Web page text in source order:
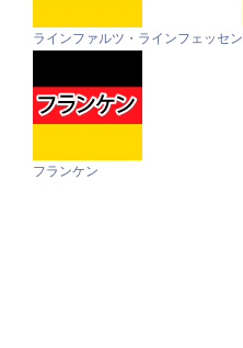
ラインファルツ・ラインフェッセン
フランケン